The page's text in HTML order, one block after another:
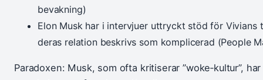
bevakning)
Elon Musk har i intervjuer uttryckt stöd för Vivians
deras relation beskrivs som komplicerad (People
Paradoxen: Musk, som ofta kritiserar ”woke‑kultur”,